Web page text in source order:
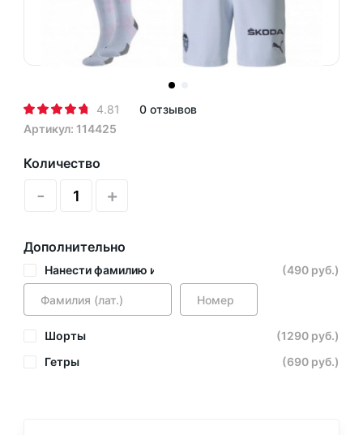
4.81
0 отзывов
Артикул: 114425
Количество
- +
Дополнительно
Нанести фамилию и номер (490 руб.)
Шорты
(1290 руб.)
Гетры
(690 руб.)